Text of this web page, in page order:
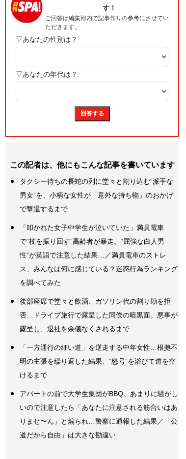
この記者は、他にもこんな記事を書いています
タクシー待ちの長蛇の列に堂々と割り込む“派手な
男女”を、小柄な女性が「意外な持ち物」のおかげ
で撃退するまで
「叩かれた女子中学生が泣いていた」満員電車
で“杖を振り回す”高齢者が暴走。“屈強な白人男
性”が英語で注意した結果…／満員電車のストレ
ス、みんなは何に感じている？迷惑行為ランキング
を調べてみた
後部座席で堂々と飲酒、ガソリン代の割り勘を拒
否…ドライブ旅行で露呈した同僚の暗黒面。悪事が
露呈し、退社を余儀なくされるまで
「一方通行の細い道」を逆走する中年女性…根拠不
明の主張を繰り返した結果、“怒号”を浴びて道を空
けるまで
アパートの前で大学生集団がBBQ。あまりに騒がし
いので注意したら「あなたに注意される筋合いはあ
りませ〜ん」と煽られ…警察に通報した結果／「公
道だから自由」は大きな勘違い